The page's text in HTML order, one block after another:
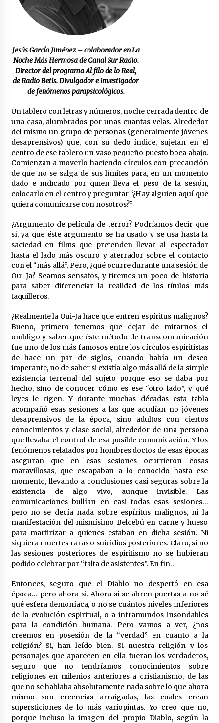
13 de mayo de 2022
La Cartuja Pickman esquiva su liquidación al
no tener que pagar seis millones de euros a la
13 de mayo de 2022
¿Un «insulto» al traje de flamenca?
Semidesnudos, trasparencias y batas de cola
en la Feria de Abril
7 de mayo de 2022
Los farolillos de la Feria de Sevilla se
repondrán cuando desaparezca el riesgo de
lluvia
4 de mayo de 2022
Muere el cardenal Carlos Amigo Vallejo
27 de abril de 2022
26 de abril de 2022
El cultivo casero de marihuana deja sin luz dos
meses a 256 familias en Sevilla
22 de abril de 2022
18 de abril de 2022
Jesús García Jiménez – colaborador en La
Noche Más Hermosa de Canal Sur Radio.
Director del programa Al filo de lo Real,
de Radio Betis. Divulgador e investigador
de fenómenos parapsicológicos.
Un tablero con letras y números, noche cerrada dentro de
una casa, alumbrados por unas cuantas velas. Alrededor
del mismo un grupo de personas (generalmente jóvenes
desaprensivos) que, con su dedo índice, sujetan en el
centro de ese tablero un vaso pequeño puesto boca abajo.
Comienzan a moverlo haciendo círculos con precaución
de que no se salga de sus límites para, en un momento
dado e indicado por quien lleva el peso de la sesión,
colocarlo en el centro y preguntar “¿Hay alguien aquí que
quiera comunicarse con nosotros?”
¿Argumento de película de terror? Podríamos decir que
sí, ya que éste argumento se ha usado y se usa hasta la
saciedad en films que pretenden llevar al espectador
hasta el lado más oscuro y aterrador sobre el contacto
con el “más allá”. Pero, ¿qué ocurre durante una sesión de
Oui-Ja? Seamos sensatos, y tiremos un poco de historia
para saber diferenciar la realidad de los títulos más
taquilleros.
¿Realmente la Oui-Ja hace que entren espíritus malignos?
Bueno, primero tenemos que dejar de mirarnos el
ombligo y saber que éste método de transcomunicación
fue uno de los más famosos entre los círculos espiritistas
de hace un par de siglos, cuando había un deseo
imperante, no de saber si existía algo más allá de la simple
existencia terrenal del sujeto porque eso se daba por
hecho, sino de conocer cómo es ese “otro lado”, y qué
leyes le rigen. Y durante muchas décadas esta tabla
acompañó esas sesiones a las que acudían no jóvenes
desaprensivos de la época, sino adultos con ciertos
conocimientos y clase social, alrededor de una persona
que llevaba el control de esa posible comunicación. Y los
fenómenos relatados por hombres doctos de esas épocas
aseguran que en esas sesiones ocurrieron cosas
maravillosas, que escapaban a lo conocido hasta ese
momento, llevando a conclusiones casi seguras sobre la
existencia de algo vivo, aunque invisible. Las
comunicaciones bullían en casi todas esas sesiones…
pero no se decía nada sobre espíritus malignos, ni la
manifestación del mismísimo Belcebú en carne y hueso
para martirizar a quienes estaban en dicha sesión. Ni
siquiera muertes raras o suicidios posteriores. Claro, si no
las sesiones posteriores de espiritismo no se hubieran
podido celebrar por “falta de asistentes”. En fin…
Entonces, seguro que el Diablo no despertó en esa
época… pero ahora si. Ahora si se abren puertas a no sé
qué esfera demoníaca, o no se cuántos niveles inferiores
de la evolución espiritual, o a inframundos insondables
para la condición humana. Pero vamos a ver, ¿nos
creemos en posesión de la “verdad” en cuanto a la
religión? Si, han leído bien. Si nuestra religión y los
personajes que aparecen en ella fueran los verdaderos,
seguro que no tendríamos conocimientos sobre
religiones en milenios anteriores a cristianismo, de las
que no se hablaba absolutamente nada sobre lo que ahora
mismo son creencias arraigadas, las cuales crean
supersticiones de lo más variopintas. Yo creo que no,
porque incluso la imagen del propio Diablo, según la